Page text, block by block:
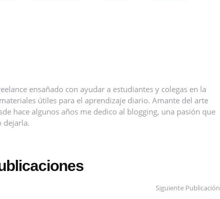
ensañado con ayudar a estudiantes y colegas en la
útiles para el aprendizaje diario. Amante del arte
hace algunos años me dedico al blogging, una pasión que
dejarla.
Siguiente Publicación